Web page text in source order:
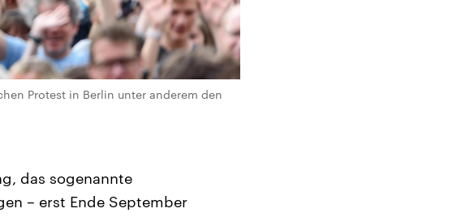
Protest in Berlin unter anderem den
das sogenannte
– erst Ende September